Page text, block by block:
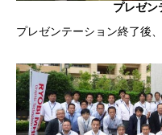
プレゼン
プレゼンテーション終了後